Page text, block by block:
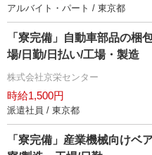
アルバイト・パート / 東京都
「寮完備」自動車部品の梱
場/日勤/日払い/工場・製造
株式会社京栄センター
時給1,500円
派遣社員 / 東京都
「寮完備」産業機械向けベ